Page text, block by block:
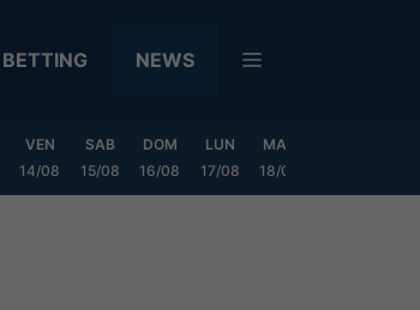
BETTING NEWS
VEN
14/08
SAB
15/08
DOM
16/08
LUN
17/08
MAR
18/08